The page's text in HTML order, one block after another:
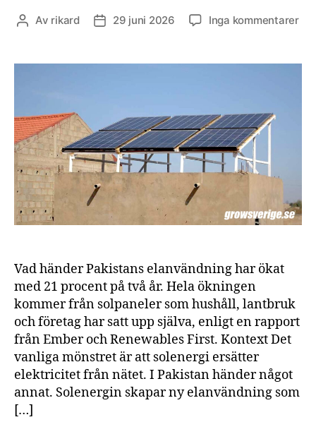
Inläggsförfattare
Av rikard Inläggsdatum
29 juni 2026 Inga kommentarertill
Vad händer Pakistans elanvändning har ökat
med 21 procent på två år. Hela ökningen
kommer från solpaneler som hushåll, lantbruk
och företag har satt upp själva, enligt en rapport
från Ember och Renewables First. Kontext Det
vanliga mönstret är att solenergi ersätter
elektricitet från nätet. I Pakistan händer något
annat. Solenergin skapar ny elanvändning som
[…]